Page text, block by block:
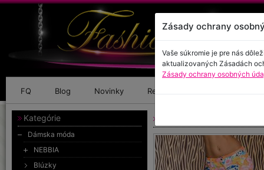
FQ Blog Novinky Referencie
Kategórie
Dámska móda
NEBBIA
Blúzky
Zásady ochrany
Vaše súkromie je pre nás
aktualizovaných Zásadách
Zásady ochrany osobných